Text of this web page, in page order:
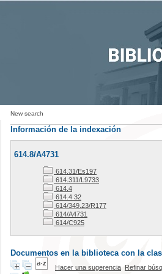
New search
Información de la indexación
614.8/A4731
614.31/Es197
614.311/L9733
614.4
614.4 32
614/349.23/R177
614/A4731
614/C925
Documentos en la biblioteca con la
Hacer una sugerencia Refinar